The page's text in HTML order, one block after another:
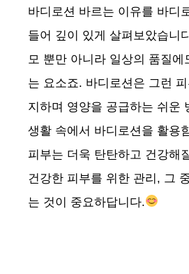
바디로션 바르는 이유를 바디
들어 깊이 있게 살펴보았습니
모 뿐만 아니라 일상의 품질에
는 요소죠. 바디로션은 그런
지하며 영양을 공급하는 쉬운
생활 속에서 바디로션을 활용
피부는 더욱 탄탄하고 건강해
건강한 피부를 위한 관리, 그
는 것이 중요하답니다.